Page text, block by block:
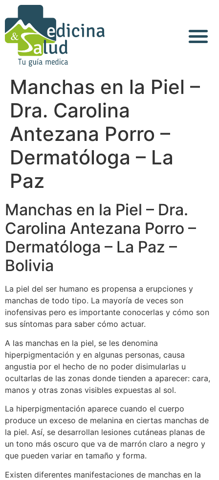
Manchas en la Piel –
Dra. Carolina
Antezana Porro –
Dermatóloga – La
Paz
Manchas en la Piel – Dra.
Carolina Antezana Porro –
Dermatóloga – La Paz –
Bolivia
La piel del ser humano es propensa a erupciones y
manchas de todo tipo. La mayoría de veces son
inofensivas pero es importante conocerlas y cómo son
sus síntomas para saber cómo actuar.
A las manchas en la piel, se les denomina
hiperpigmentación y en algunas personas, causa
angustia por el hecho de no poder disimularlas u
ocultarlas de las zonas donde tienden a aparecer: cara,
manos y otras zonas visibles expuestas al sol.
La hiperpigmentación aparece cuando el cuerpo
produce un exceso de melanina en ciertas manchas de
la piel. Así, se desarrollan lesiones cutáneas planas de
un tono más oscuro que va de marrón claro a negro y
que pueden variar en tamaño y forma.
Existen diferentes manifestaciones de manchas en la